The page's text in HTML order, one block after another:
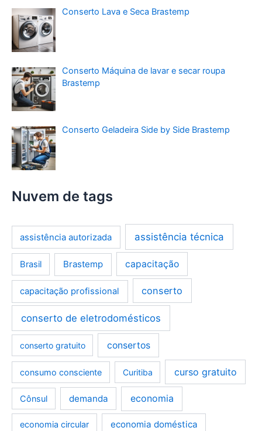
Conserto Lava e Seca Brastemp
Conserto Máquina de lavar e secar roupa
Brastemp
Conserto Geladeira Side by Side Brastemp
Nuvem de tags
assistência autorizada assistência técnica
Brasil Brastemp capacitação
capacitação profissional conserto
conserto de eletrodomésticos
conserto gratuito consertos
consumo consciente Curitiba curso gratuito
Cônsul demanda economia
economia circular economia doméstica